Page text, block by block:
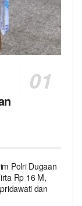
Polri Dugaan
Rp 16 M,
dan